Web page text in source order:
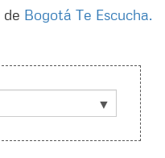
de Bogotá Te Escucha.